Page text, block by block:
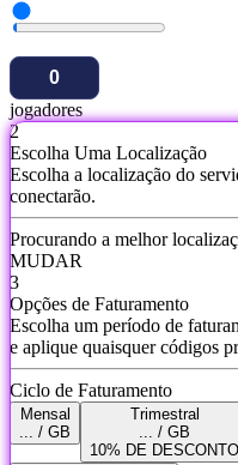
jogadores
2
Escolha Uma Localização
Escolha a localização do
conectarão.
Procurando a melhor
MUDAR
3
Opções de Faturamento
Escolha um período de
e aplique quaisquer códigos
Ciclo de Faturamento
Mensal
... / GB
Trimestral
... / GB
10% DE DESCONTO